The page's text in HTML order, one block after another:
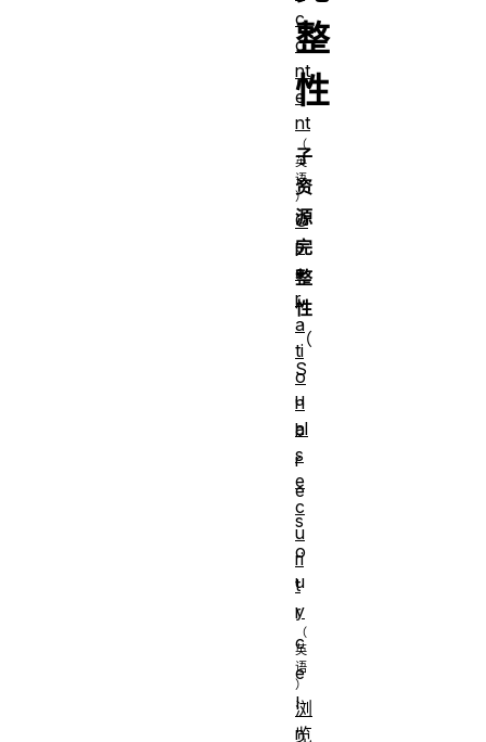
整
性
子
资
源
完
整
性
（
S
u
b
r
e
s
o
u
r
c
e
I
n
c
o
nt
e
nt
O
p
e
r
a
ti
o
n
al
s
e
c
u
ri
t
y
浏
览